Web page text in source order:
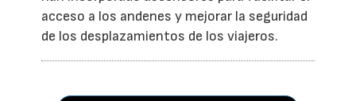
acceso a los andenes y mejorar la seguridad
de los desplazamientos de los viajeros.